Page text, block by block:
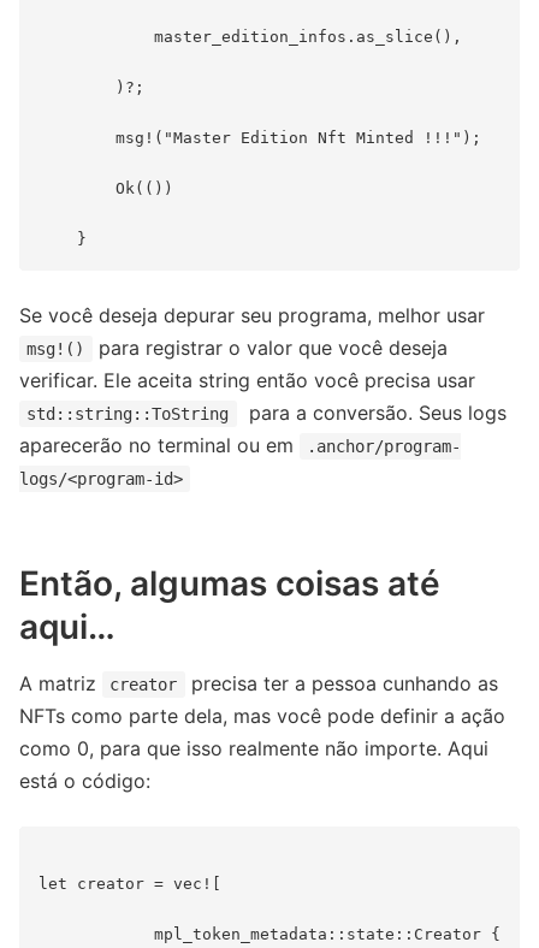
master_edition_infos.as_slice(),
)?;
msg!("Master Edition Nft Minted !!!");
Ok(())
Se você deseja depurar seu programa, melhor usar
msg!()
para registrar o valor que você deseja
verificar. Ele aceita string então você precisa usar
std::string::ToString
para a conversão. Seus logs
aparecerão no terminal ou em
.anchor/program-
logs/<program-id>
Então, algumas coisas até
aqui…
A matriz creator
precisa ter a pessoa cunhando as
NFTs como parte dela, mas você pode definir a ação
como 0, para que isso realmente não importe. Aqui
está o código:
let creator = vec![
mpl_token_metadata::state::Creator {